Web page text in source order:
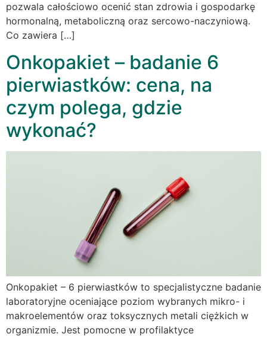
pozwala całościowo ocenić stan zdrowia i gospodarkę
hormonalną, metaboliczną oraz sercowo-naczyniową.
Co zawiera […]
Onkopakiet – badanie 6
pierwiastków: cena, na
czym polega, gdzie
wykonać?
Onkopakiet – 6 pierwiastków to specjalistyczne badanie
laboratoryjne oceniające poziom wybranych mikro- i
makroelementów oraz toksycznych metali ciężkich w
organizmie. Jest pomocne w profilaktyce